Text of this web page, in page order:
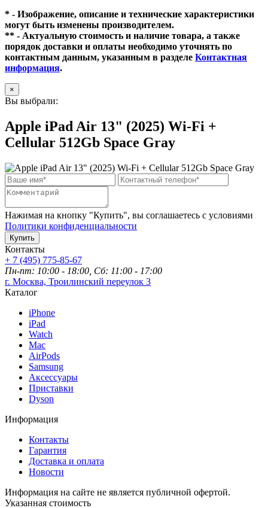
* - Изображение, описание и технические характеристики
могут быть изменены производителем.
** - Актуальную стоимость и наличие товара, а также
порядок доставки и оплаты необходимо уточнять по
контактным данным, указанным в разделе Контактная
информация.
×
Вы выбрали:
Apple iPad Air 13" (2025) Wi-Fi +
Cellular 512Gb Space Gray
Нажимая на кнопку "Купить", вы соглашаетесь с условиями
Политики конфиденциальности
Купить
Контакты
+ 7 (495) 775-85-67
Пн-пт: 10:00 - 18:00, Сб: 11:00 - 17:00
г. Москва, Троилинский переулок 3
Каталог
iPhone
iPad
Watch
Mac
AirPods
Samsung
Аксессуары
Приставки
Dyson
Информация
Контакты
Гарантия
Доставка и оплата
Новости
Информация на сайте не является публичной офертой.
Указанная стоимость